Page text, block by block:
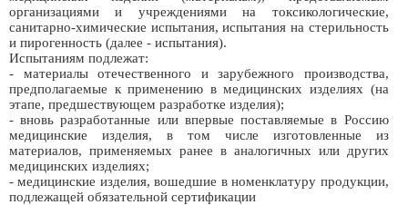
организациями и учреждениями на токсикологические,
санитарно-химические испытания, испытания на стерильность
и пирогенность (далее - испытания).
Испытаниям подлежат:
- материалы отечественного и зарубежного производства,
предполагаемые к применению в медицинских изделиях (на
этапе, предшествующем разработке изделия);
- вновь разработанные или впервые поставляемые в Россию
медицинские изделия, в том числе изготовленные из
материалов, применяемых ранее в аналогичных или других
медицинских изделиях;
- медицинские изделия, вошедшие в номенклатуру продукции,
подлежащей обязательной сертификации